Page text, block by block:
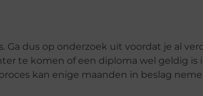
Ga dus op onderzoek uit voordat je al
te komen of een diploma wel geldig is
kan enige maanden in beslag